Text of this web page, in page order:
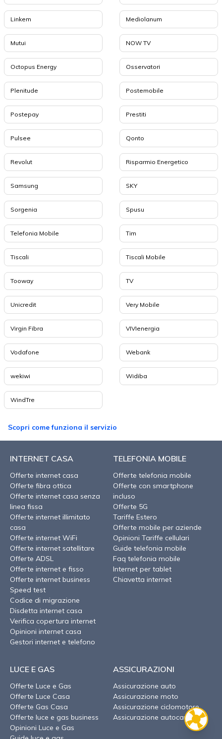
Linkem Mediolanum
Mutui NOW TV
Octopus Energy Osservatori
Plenitude Postemobile
Postepay Prestiti
Pulsee Qonto
Revolut Risparmio Energetico
Samsung SKY
Sorgenia Spusu
Telefonia Mobile Tim
Tiscali Tiscali Mobile
Tooway TV
Unicredit Very Mobile
Virgin Fibra VIVIenergia
Vodafone Webank
wekiwi Widiba
WindTre
Scopri come funziona il servizio
INTERNET CASA
Offerte internet casa
Offerte fibra ottica
Offerte internet casa senza
linea fissa
Offerte internet illimitato
casa
Offerte internet WiFi
Offerte internet satellitare
Offerte ADSL
Offerte internet e fisso
Offerte internet business
Speed test
Codice di migrazione
Disdetta internet casa
Verifica copertura internet
Opinioni internet casa
Gestori internet e telefono
TELEFONIA MOBILE
Offerte telefonia mobile
Offerte con smartphone
incluso
Offerte 5G
Tariffe Estero
Offerte mobile per aziende
Opinioni Tariffe cellulari
Guide telefonia mobile
Faq telefonia mobile
Internet per tablet
Chiavetta internet
LUCE E GAS
Offerte Luce e Gas
Offerte Luce Casa
Offerte Gas Casa
Offerte luce e gas business
Opinioni Luce e Gas
ASSICURAZIONI
Assicurazione auto
Assicurazione moto
Assicurazione ciclomotore
Assicurazione autocarro